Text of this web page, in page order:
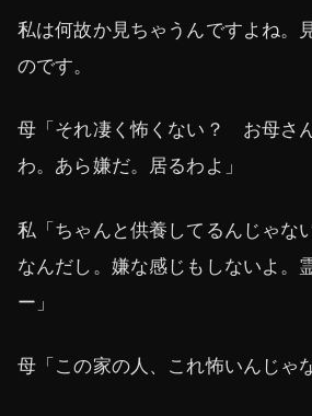
私は何故か見ちゃうんですよね。
のです。
母「それ凄く怖くない？ お母さ
わ。あら嫌だ。居るわよ」
私「ちゃんと供養してるんじゃ
なんだし。嫌な感じもしないよ。
ー」
母「この家の人、これ怖いんじゃ